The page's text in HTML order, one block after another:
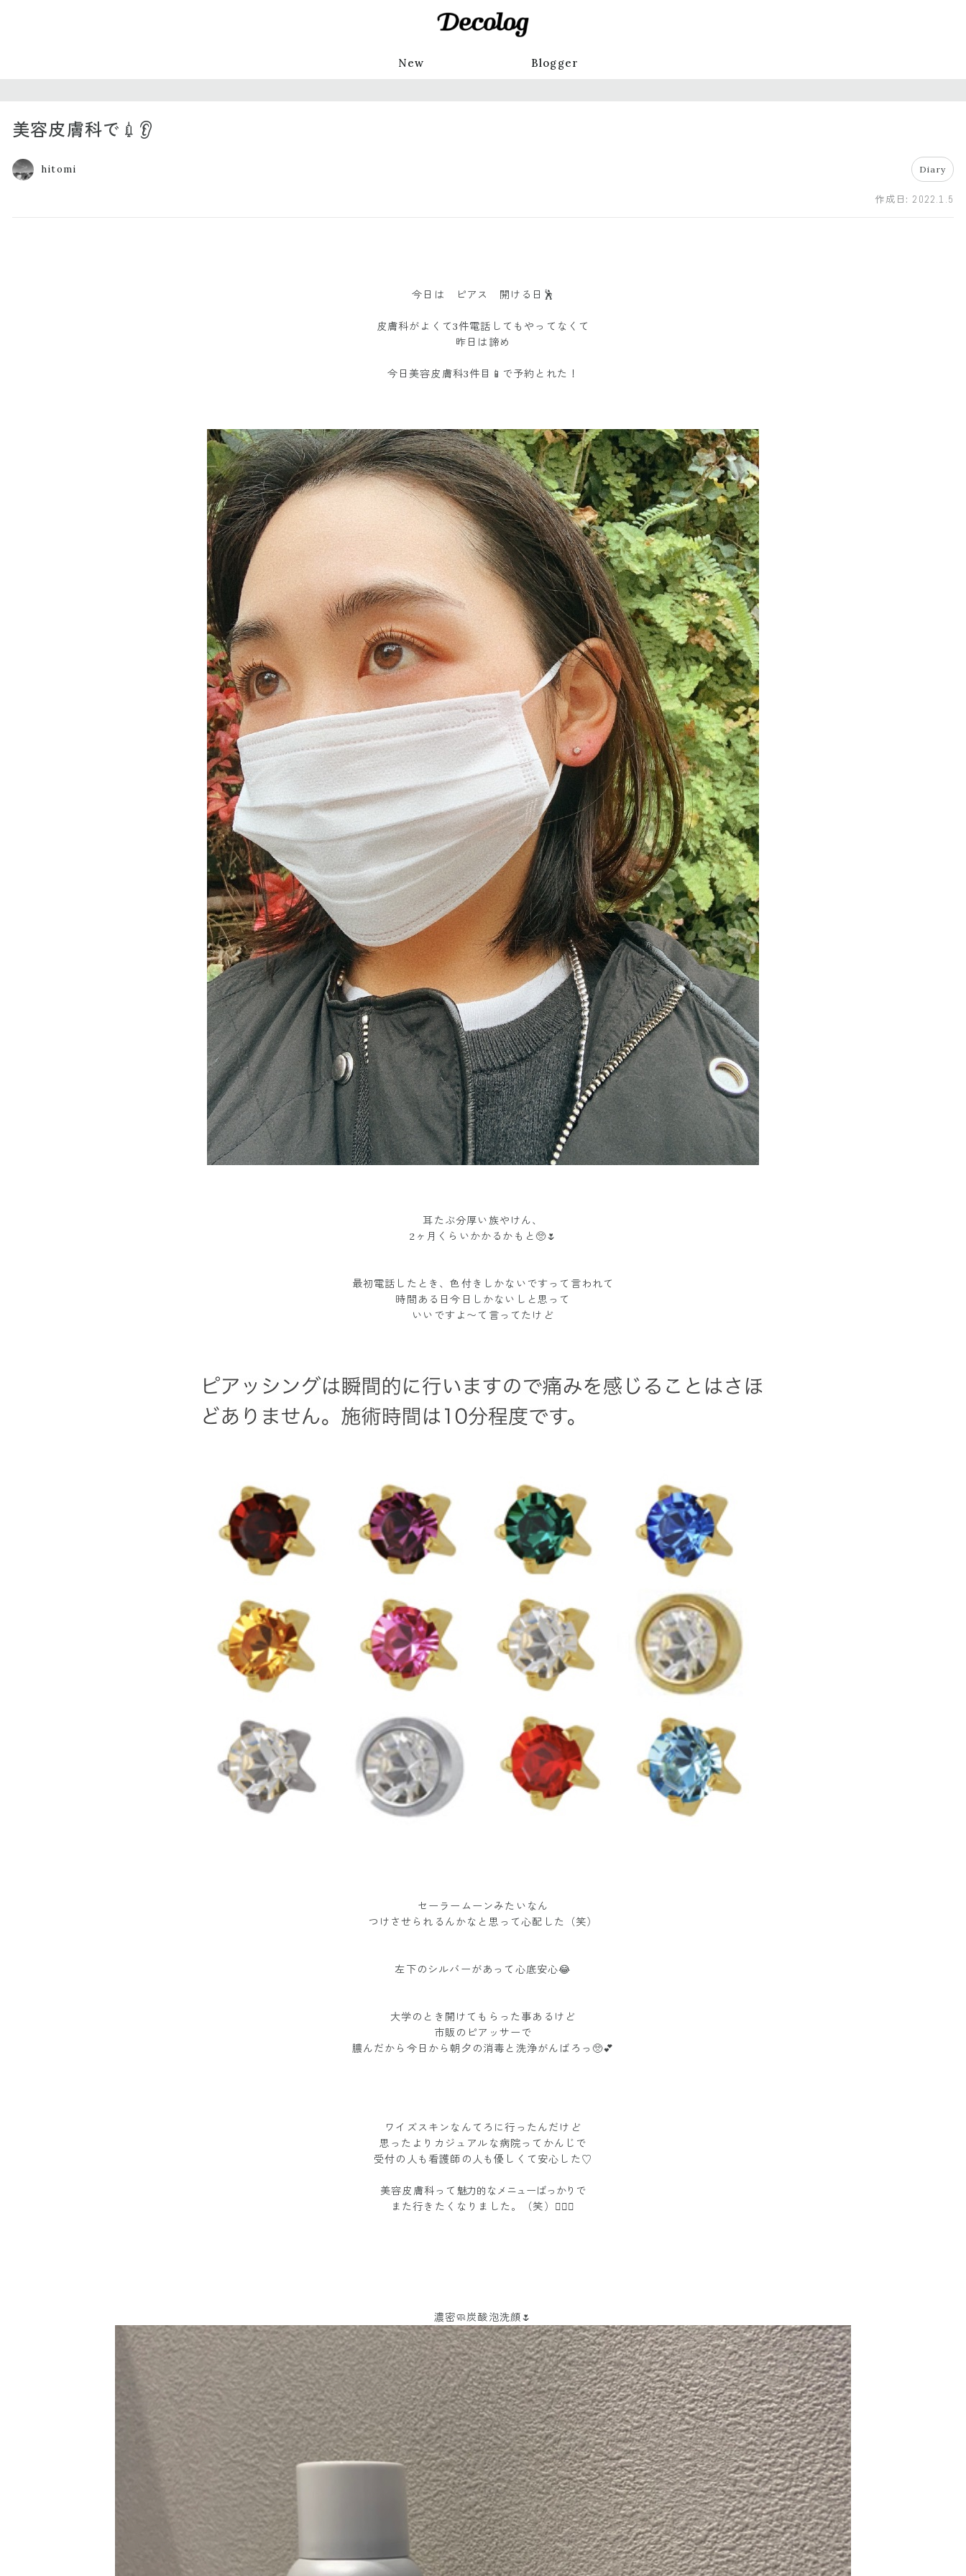
New Blogger
美容皮膚科で💉👂
hitomi Diary
作成日:2022.1.5
今日は ピアス 開ける日🕺
皮膚科がよくて3件電話してもやってなくて
昨日は諦め
今日美容皮膚科3件目📱で予約とれた！
耳たぶ分厚い族やけん、
2ヶ月くらいかかるかもと🥺🌷
最初電話したとき、色付きしかないですって言われて
時間ある日今日しかないしと思って
いいですよ〜て言ってたけど
セーラームーンみたいなん
つけさせられるんかなと思って心配した（笑）
左下のシルバーがあって心底安心😂
大学のとき開けてもらった事あるけど
市販のピアッサーで
膿んだから今日から朝夕の消毒と洗浄がんばろっ🥺💕
ワイズスキンなんてろに行ったんだけど
思ったよりカジュアルな病院ってかんじで
受付の人も看護師の人も優しくて安心した♡
美容皮膚科って 魅力的なメニューばっかりで
また行きたくなりました。（笑）🧏🏻‍♀️
濃密🧼炭酸泡洗顔🌷